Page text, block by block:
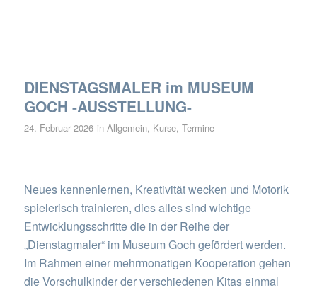
DIENSTAGSMALER im MUSEUM
GOCH -AUSSTELLUNG-
24. Februar 2026 in Allgemein, Kurse, Termine
Neues kennenlernen, Kreativität wecken und Motorik
spielerisch trainieren, dies alles sind wichtige
Entwicklungsschritte die in der Reihe der
„Dienstagmaler“ im Museum Goch gefördert werden.
Im Rahmen einer mehrmonatigen Kooperation gehen
die Vorschulkinder der verschiedenen Kitas einmal